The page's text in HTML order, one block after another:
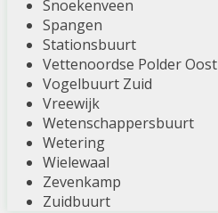
Snoekenveen
Spangen
Stationsbuurt
Vettenoordse Polder Oost
Vogelbuurt Zuid
Vreewijk
Wetenschappersbuurt
Wetering
Wielewaal
Zevenkamp
Zuidbuurt